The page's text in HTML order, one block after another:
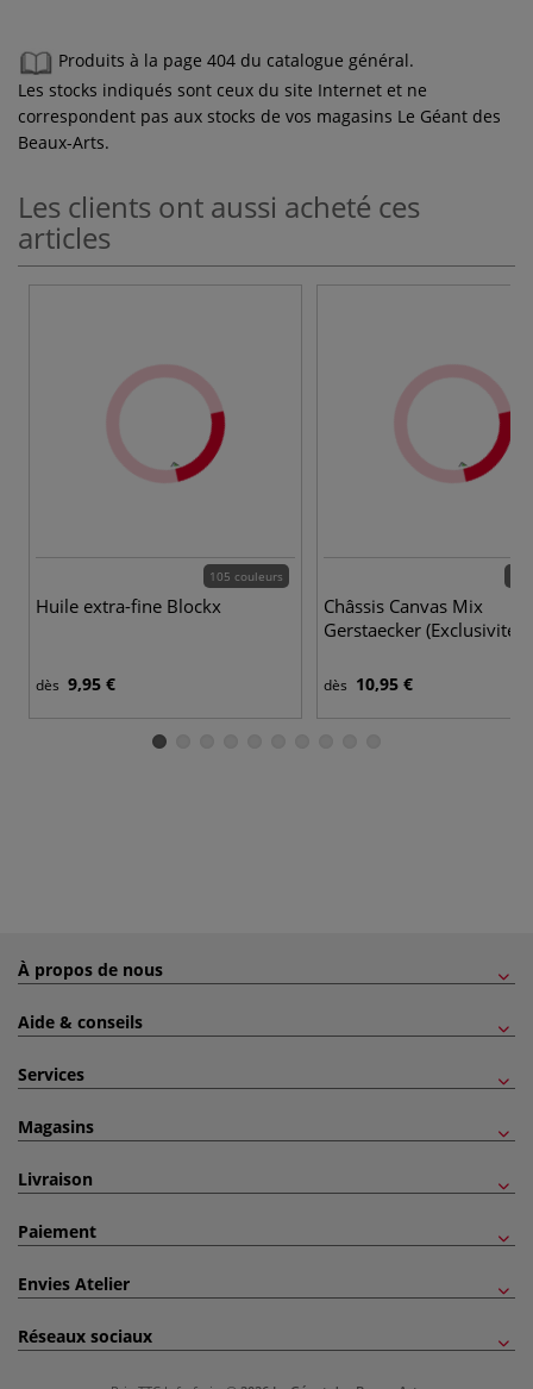
Produits à la page 404 du catalogue général.
Les stocks indiqués sont ceux du site Internet et ne
correspondent pas aux stocks de vos magasins Le Géant des
Beaux-Arts.
Les clients ont aussi acheté ces
articles
105 couleurs
Huile extra-fine Blockx
dès 9,95 €
Châssis Canvas Mix
Gerstaecker (Exclusivité)
dès 10,95 €
À propos de nous
Aide & conseils
Services
Magasins
Livraison
Paiement
Envies Atelier
Réseaux sociaux